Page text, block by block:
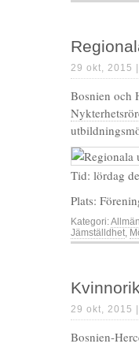
29 okt, 2015 |
Bosnien och
Tid: lördag
Plats:
Kategori:
Jämställdhet,
29 okt, 2015 |
Bosnien-